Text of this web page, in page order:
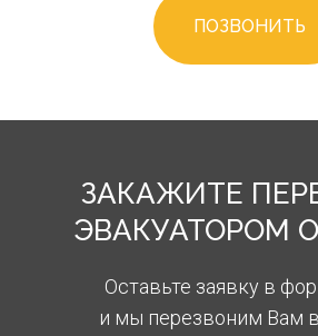
ПОЗВОНИТЬ
ЗАКАЖИТЕ
ЭВАКУАТОРОМ
Оставьте заявку в
и мы перезвоним Вам